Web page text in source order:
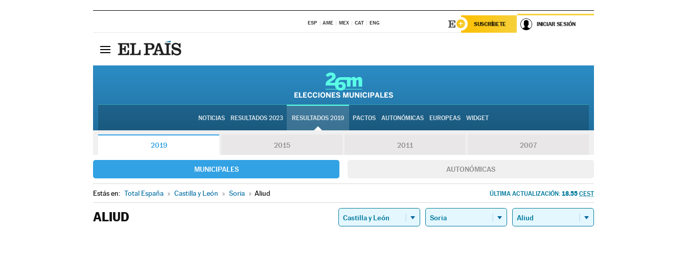
ESP AME MEX CAT ENG SUSCRÍBETE INICIAR SESIÓN
NOTICIAS RESULTADOS 2023 RESULTADOS 2019 PACTOS AUTONÓMICAS EUROPEAS WIDGET
2019 2015 2011 2007
MUNICIPALES AUTONÓMICAS
Estás en: Total España » Castilla y León » Soria » Aliud ÚLTIMA ACTUALIZACIÓN: 18.55 CEST
ALIUD